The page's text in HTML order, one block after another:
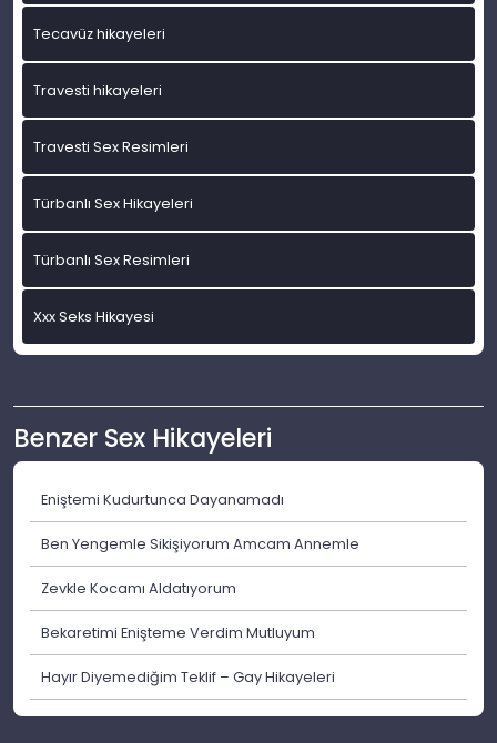
Tecavüz hikayeleri
Travesti hikayeleri
Travesti Sex Resimleri
Türbanlı Sex Hikayeleri
Türbanlı Sex Resimleri
Xxx Seks Hikayesi
Benzer Sex Hikayeleri
Eniştemi Kudurtunca Dayanamadı
Ben Yengemle Sikişiyorum Amcam Annemle
Zevkle Kocamı Aldatıyorum
Bekaretimi Enişteme Verdim Mutluyum
Hayır Diyemediğim Teklif – Gay Hikayeleri